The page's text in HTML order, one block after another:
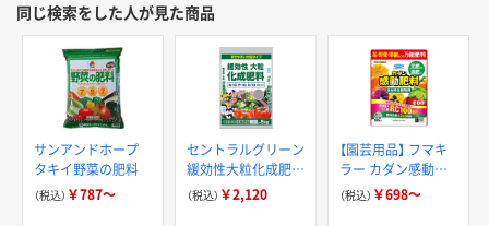
同じ検索をした人が見た商品
サンアンドホープ
タキイ野菜の肥料
（税込） ￥787～
セントラルグリーン
緩効性大粒化成肥料
5kg 7205042 1袋
（税込） ￥2,120
【園芸用品】 フマキ
ラー カダン感動肥
料
（税込） ￥698～